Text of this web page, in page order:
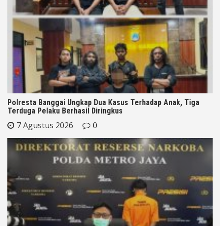
Polresta Banggai Ungkap Dua Kasus Terhadap Anak, Tiga
Terduga Pelaku Berhasil Diringkus
7 Agustus 2026 0